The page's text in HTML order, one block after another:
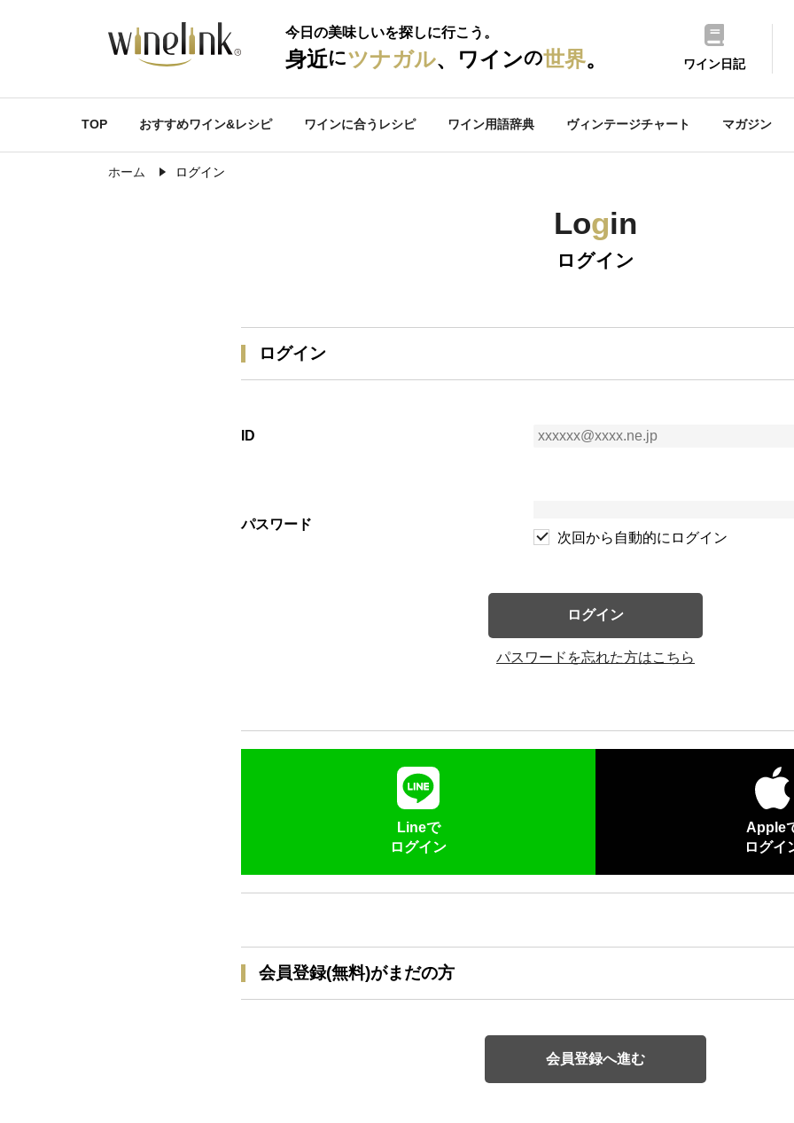
今日の美味しいを探しに行こう。
身近にツナガル、ワインの世界。 ワイン日記
TOP おすすめワイン&レシピ ワインに合うレシピ ワイン用語辞典 ヴィンテージチャート マガジン
ホーム ログイン
Login
ログイン
ログイン
ID
パスワード
次回から自動的にログイン
ログイン
パスワードを忘れた方はこちら
Lineで
ログイン
Apple
ログイ
会員登録(無料)がまだの方
会員登録へ進む